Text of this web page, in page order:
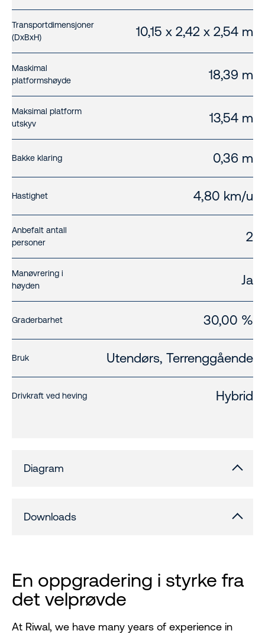
Transportdimensjoner
(DxBxH)
10,15 x 2,42 x 2,54 m
Maskimal
platformshøyde
18,39 m
Maksimal platform
utskyv
13,54 m
Bakke klaring 0,36 m
Hastighet 4,80 km/u
Anbefalt antall
personer
2
Manøvrering i
høyden
Ja
Graderbarhet 30,00 %
Bruk Utendørs, Terrenggående
Drivkraft ved heving Hybrid
Diagram
Downloads
En oppgradering i styrke fra
det velprøvde
At Riwal, we have many years of experience in